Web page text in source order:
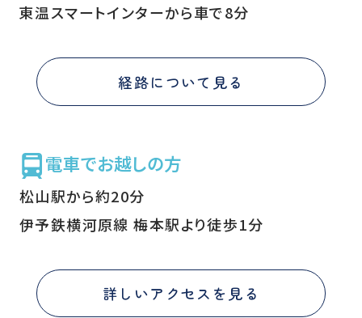
東温スマートインターから車で8分
経路について見る
電車でお越しの方
松山駅から約20分
伊予鉄横河原線 梅本駅より徒歩1分
詳しいアクセスを見る